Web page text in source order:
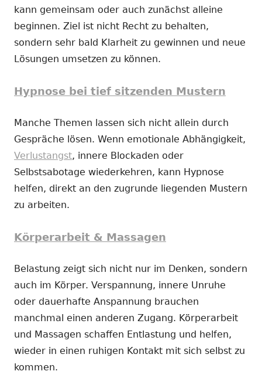
kann gemeinsam oder auch zunächst alleine
beginnen. Ziel ist nicht Recht zu behalten,
sondern sehr bald Klarheit zu gewinnen und neue
Lösungen umsetzen zu können.
Hypnose bei tief sitzenden Mustern
Manche Themen lassen sich nicht allein durch
Gespräche lösen. Wenn emotionale Abhängigkeit,
Verlustangst, innere Blockaden oder
Selbstsabotage wiederkehren, kann Hypnose
helfen, direkt an den zugrunde liegenden Mustern
zu arbeiten.
Körperarbeit & Massagen
Belastung zeigt sich nicht nur im Denken, sondern
auch im Körper. Verspannung, innere Unruhe
oder dauerhafte Anspannung brauchen
manchmal einen anderen Zugang. Körperarbeit
und Massagen schaffen Entlastung und helfen,
wieder in einen ruhigen Kontakt mit sich selbst zu
kommen.